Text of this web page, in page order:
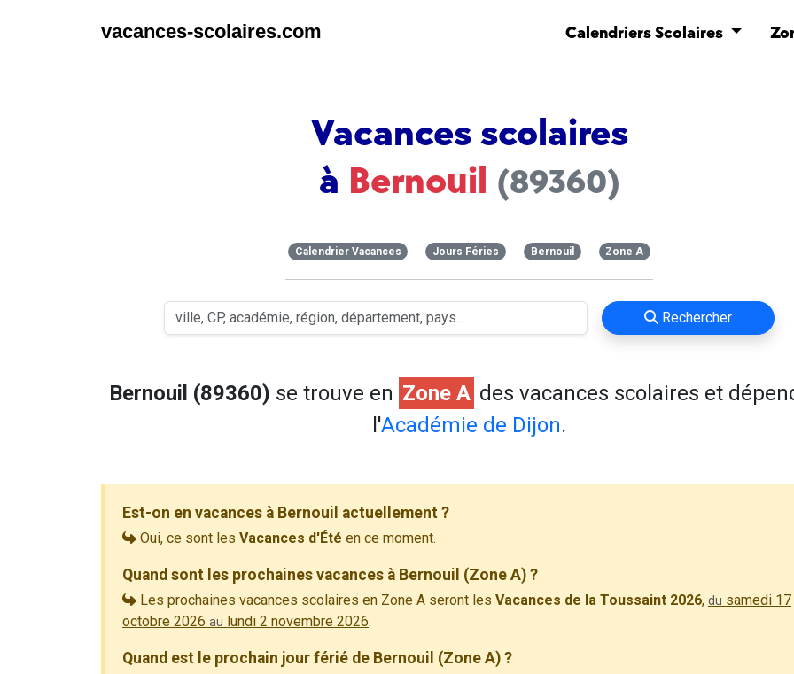
vacances-scolaires.com Calendriers Scolaires
Vacances scolaires
à Bernouil (89360)
Calendrier Vacances Jours Féries Bernouil Zone A
Rechercher
Bernouil (89360) se trouve en Zone A des vacances scolaires et
l'Académie de Dijon.
Est-on en vacances à Bernouil actuellement ?
Oui, ce sont les Vacances d'Été en ce moment.
Quand sont les prochaines vacances à Bernouil (Zone A) ?
Les prochaines vacances scolaires en Zone A seront les Vacances de la Toussaint 2026, du samedi 17
octobre 2026 au lundi 2 novembre 2026.
Quand est le prochain jour férié de Bernouil (Zone A) ?